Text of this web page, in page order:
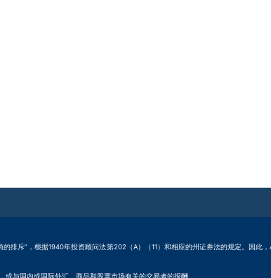
斥”，根据1940年投资顾问法第202（A）（11）和相应的州证券法的规定。因
与国内或国际外汇、商品和股票市场有关的交易者的报酬。